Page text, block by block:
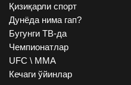
Қизиқарли спорт
Дунёда нима гап?
Бугунги ТВ-да
Чемпионатлар
UFC \ ММА
Кечаги ўйинлар